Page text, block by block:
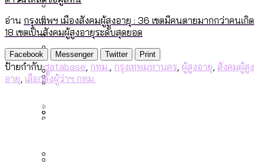
Vote62 ขอบคุณประชาชนที่ร่วม
สังเกตการณ์การเลือกตั้งชวนคุยกันถึงบท
เรียนที่เราได้รับจากเลือกตั้ง กรุงเทพฯ –
พัทยา
ขยะมูลฝอย 2568 [ข้อมูลดิบ]
ขยะของคน กทม. ที่ยังถูกนำไปทิ้งที่
ฉะเชิงเทรา นครปฐม และล่าสุดที่กาญจนบุรี
[ข้อมูลดิบ]
ความเกลียดชังที่ขายได้ : สำรวจ Hate
ค่าฝุ่นในกรุงเทพฯ 2025 เทียบกับจำนวน
ควันบุหรี่ที่เข้าปอด [ข้อมูลดิบ]
สำรวจสังคมผู้สูงอายุไทย : 6 จังหวัดเป็น
สังคมสูงวัยระดับสุดยอด และ 64 จังหวัดที่
ตายมากกว่าเกิด
สังคมผู้สูงอายุไทย [ข้อมูลดิบ]
Project
Bangkok Index
Bangkok Index 2022
About Us
อ่าน กรุงเทพฯ เมืองสังคมผู้สูงอายุ : 36 เขตมีคนตายมากกว่าคนเกิด
18 เขตเป็นสังคมผู้สูงอายุระดับสุดยอด
Facebook Messenger Twitter Print
ป้ายกำกับ:database กทม. กรุงเทพมหานคร ผู้สูงอายุ สังคมผู้สูง
อายุ เลือกตั้งผู้ว่าฯ กทม.